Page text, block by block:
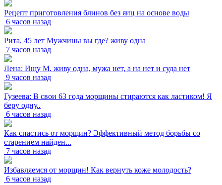
Рецепт приготовления блинов без яиц на основе воды
6 часов назад
Рита, 45 лет Мужчины вы где? живу одна
7 часов назад
Лена: Ищу М. живу одна, мужа нет, а на нет и суда нет
9 часов назад
Гузеева: В свои 63 года морщины стираются как ластиком! Я
беру одну..
6 часов назад
Как спастись от морщин? Эффективный метод борьбы со
старением найден...
7 часов назад
Избавляемся от морщин! Как вернуть коже молодость?
6 часов назад